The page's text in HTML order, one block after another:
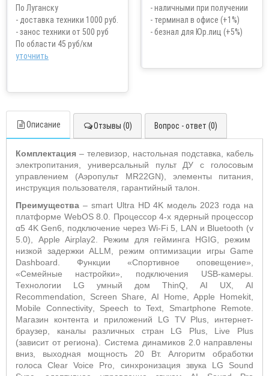
По Луганску
- доставка техники 1000 руб.
- занос техники от 500 руб
По области 45 руб/км
уточнить
- наличными при получении
- терминал в офисе (+1%)
- безнал для Юр.лиц (+5%)
Описание Отзывы (0) Вопрос - ответ (0)
Комплектация – телевизор, настольная подставка, кабель
электропитания, универсальный пульт ДУ с голосовым
управлением (Аэропульт MR22GN), элементы питания,
инструкция пользователя, гарантийный талон.
Преимущества – smart Ultra HD4K модель 2023 года на
платформе WebOS 8.0. Процессор 4-х ядерный процессор
α5 4KGen6, подключение через Wi-Fi5, LAN и Bluetooth (v
5.0), Apple Airplay2. Режим для гейминга HGIG, режим
низкой задержки ALLM, режим оптимизации игры Game
Dashboard. Функции «Спортивное оповещение»,
«Семейные настройки», подключения USB-камеры.
Технологии LG умный дом ThinQ, AI UX, AI
Recommendation, Screen Share,AI Home,Apple Homekit,
Mobile
Connectivity, Speech to Text, Smartphone Remote.
Магазин контента и приложений LG TV Plus, интернет-
браузер, каналы различных стран LG Plus, Live
Plus
(зависит от региона). Система динамиков 2.0 направлены
вниз, выходная мощность 20 Вт. Алгоритм обработки
голосаClear Voice Pro, синхронизация звука LG
Sound